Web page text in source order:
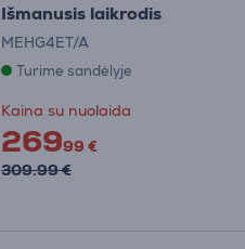
Išmanusis laikrodis
MEHG4ET/A
Turime sandėlyje
Kaina su nuolaida
26999 €
309.99 €